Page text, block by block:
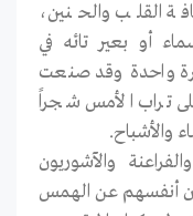
القلب والحنين،
أو بعير تائه في
واحدة وقد صنعت
تراب الأمس شجراً
والأشباح.
والآشوريون
أنفسهم عن الهمس